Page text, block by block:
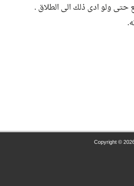
حتى ولو ادى ذلك الى الطلاق .
Copyright ©